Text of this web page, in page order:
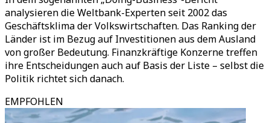
analysieren die Weltbank-Experten seit 2002 das
Geschäftsklima der Volkswirtschaften. Das Ranking der
Länder ist im Bezug auf Investitionen aus dem Ausland
von großer Bedeutung. Finanzkräftige Konzerne treffen
ihre Entscheidungen auch auf Basis der Liste – selbst die
Politik richtet sich danach.
EMPFOHLEN